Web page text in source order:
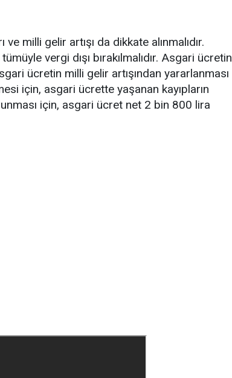
milli gelir artışı da dikkate alınmalıdır.
vergi dışı bırakılmalıdır. Asgari ücretin
ücretin milli gelir artışından yararlanması
için, asgari ücrette yaşanan kayıpların
için, asgari ücret net 2 bin 800 lira